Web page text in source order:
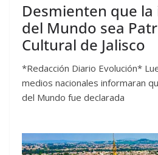
Desmienten que la
del Mundo sea
Cultural de Jalisco
*Redacción Diario Evolución*
medios nacionales informaran
del Mundo fue declarada